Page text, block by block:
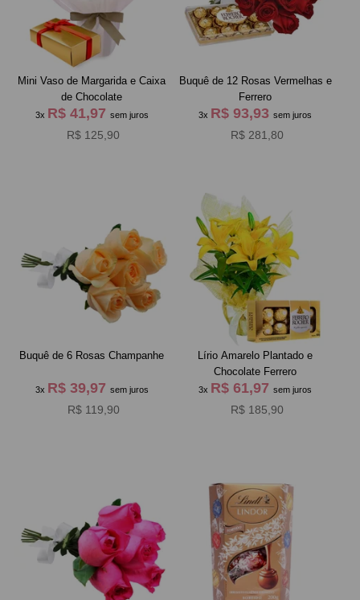
Mini Vaso de Margarida e Caixa
de Chocolate
3x R$ 41,97 sem juros
R$ 125,90
Buquê de 12 Rosas Vermelhas e
Ferrero
3x R$ 93,93sem juros
R$ 281,80
Buquê de 6 Rosas Champanhe
3x R$ 39,97 sem juros
R$ 119,90
Lírio Amarelo Plantado e
Chocolate Ferrero
3x R$ 61,97sem juros
R$ 185,90